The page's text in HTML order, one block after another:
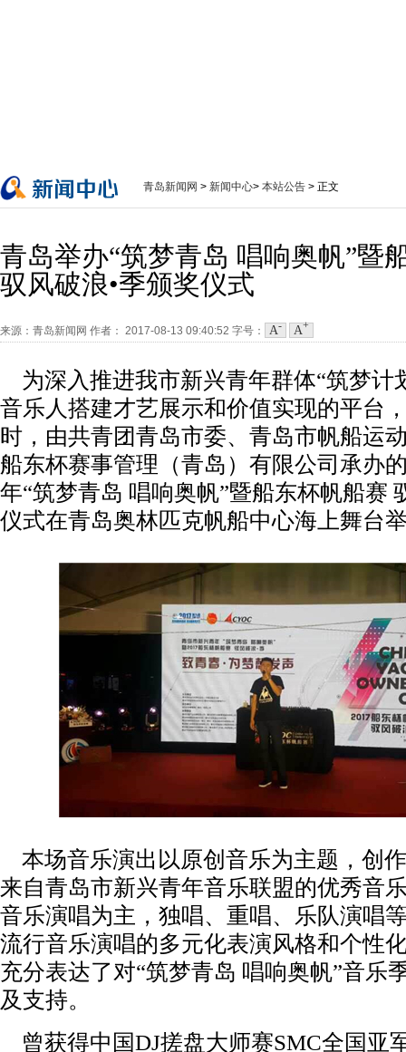
青岛新闻网 > 新闻中心> 本站公告 > 正文
青岛举办“筑梦青岛 唱响奥帆”暨
驭风破浪•季颁奖仪式
来源：青岛新闻网 作者： 2017-08-13 09:40:52 字号： A- A+
为深入推进我市新兴青年群体“筑梦计
音乐人搭建才艺展示和价值实现的平台
时，由共青团青岛市委、青岛市帆船运
船东杯赛事管理（青岛）有限公司承办
年“筑梦青岛 唱响奥帆”暨船东杯帆船赛
仪式在青岛奥林匹克帆船中心海上舞台
本场音乐演出以原创音乐为主题，创
来自青岛市新兴青年音乐联盟的优秀音
音乐演唱为主，独唱、重唱、乐队演唱
流行音乐演唱的多元化表演风格和个性
充分表达了对“筑梦青岛 唱响奥帆”音乐
及支持。
曾获得中国DJ搓盘大师赛SMC全国亚